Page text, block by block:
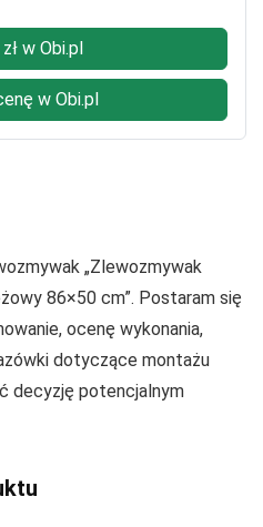
w Obi.pl
w Obi.pl
„Zlewozmywak
86×50 cm”. Postaram się
ocenę wykonania,
dotyczące montażu
decyzję potencjalnym